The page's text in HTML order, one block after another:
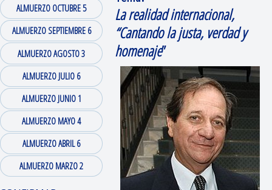
ALMUERZO OCTUBRE 5
ALMUERZO SEPTIEMBRE 6
ALMUERZO AGOSTO 3
ALMUERZO JULIO 6
ALMUERZO JUNIO 1
ALMUERZO MAYO 4
ALMUERZO ABRIL 6
ALMUERZO MARZO 2
La realidad internacional,
“Cantando la justa, verdad y
homenaje”